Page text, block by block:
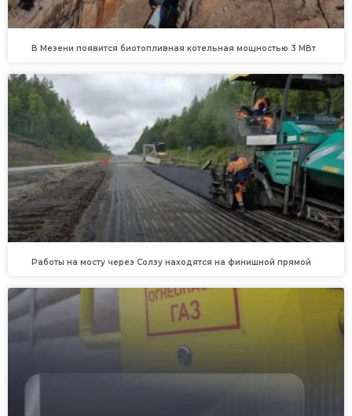
В Мезени появится биотопливная котельная мощностью 3 МВт
Работы на мосту через Солзу находятся на финишной прямой